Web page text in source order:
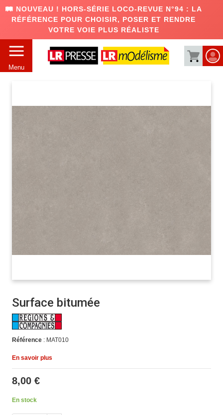
🛤️ NOUVEAU ! HORS-SÉRIE LOCO-REVUE N°94 : LA
RÉFÉRENCE POUR CHOISIR, POSER ET RENDRE
VOTRE VOIE PLUS RÉALISTE
Menu
Surface bitumée
Référence: MAT010
En savoir plus
8,00 €
En stock